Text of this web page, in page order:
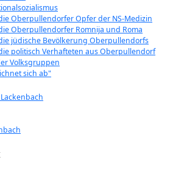
Oberpullendorfer Opfer der NS-Medizin
Oberpullendorfer Romnija und Roma
jüdische Bevölkerung Oberpullendorfs
politisch Verhafteten aus Oberpullendorf
Volksgruppen
sich ab"